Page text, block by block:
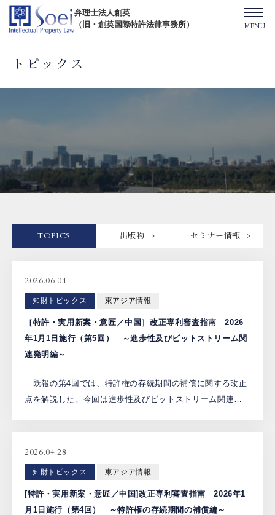
弁理士法人創英
（旧・創英国際特許法律事務所）
オフィス一覧
弁理士紹介
SHIP（米国直接出願）
PCTnavi
Blog
創英設樂法律事務所
トピックス
TOPICS 出版物 セミナー情報
2026.06.04
知財トピックス 東アジア情報
［特許・実用新案・意匠／中国］改正専利審査指南 2026
年1月1日施行（第5回） ～進歩性及びビットストリーム関
連発明編～
既報の第4回では、特許権の存続期間の補償に関する改正
点を解説した。今回は進歩性及びビットストリーム関連発
[…]
2026.04.28
知財トピックス 東アジア情報
[特許・実用新案・意匠／中国]改正専利審査指南 2026年1
月1日施行（第4回） ～特許権の存続期間の補償編～